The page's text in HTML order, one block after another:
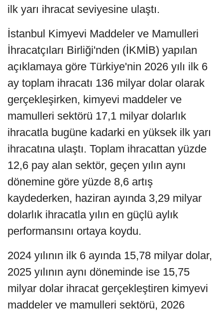
ilk yarı ihracat seviyesine ulaştı.
İstanbul Kimyevi Maddeler ve Mamulleri
İhracatçıları Birliği'nden (İKMİB) yapılan
açıklamaya göre Türkiye'nin 2026 yılı ilk 6
ay toplam ihracatı 136 milyar dolar olarak
gerçekleşirken, kimyevi maddeler ve
mamulleri sektörü 17,1 milyar dolarlık
ihracatla bugüne kadarki en yüksek ilk yarı
ihracatına ulaştı. Toplam ihracattan yüzde
12,6 pay alan sektör, geçen yılın aynı
dönemine göre yüzde 8,6 artış
kaydederken, haziran ayında 3,29 milyar
dolarlık ihracatla yılın en güçlü aylık
performansını ortaya koydu.
2024 yılının ilk 6 ayında 15,78 milyar dolar,
2025 yılının aynı döneminde ise 15,75
milyar dolar ihracat gerçekleştiren kimyevi
maddeler ve mamulleri sektörü, 2026